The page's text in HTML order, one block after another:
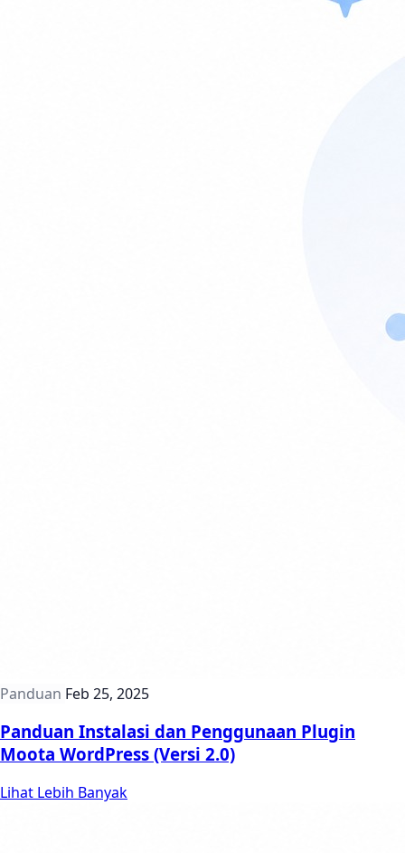
Panduan Feb 25, 2025
Panduan Instalasi dan Penggunaan Plugin
Moota WordPress (Versi 2.0)
Lihat Lebih Banyak